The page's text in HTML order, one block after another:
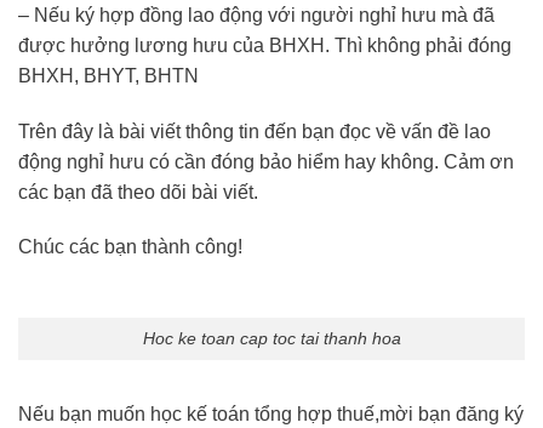
– Nếu ký hợp đồng lao động với người nghỉ hưu mà đã
được hưởng lương hưu của BHXH. Thì không phải đóng
BHXH, BHYT, BHTN
Trên đây là bài viết thông tin đến bạn đọc về vấn đề lao
động nghỉ hưu có cần đóng bảo hiểm hay không. Cảm ơn
các bạn đã theo dõi bài viết.
Chúc các bạn thành công!
Hoc ke toan cap toc tai thanh hoa
Nếu bạn muốn học kế toán tổng hợp thuế,mời bạn đăng ký